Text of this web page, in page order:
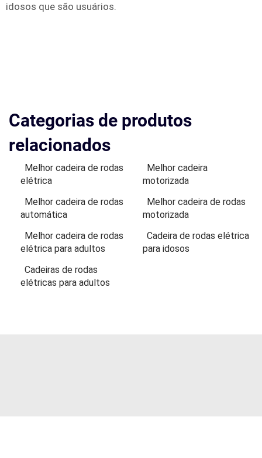
idosos que são usuários.
Categorias de produtos
relacionados
Melhor cadeira de rodas
elétrica
Melhor cadeira
motorizada
Melhor cadeira de rodas
automática
Melhor cadeira de rodas
motorizada
Melhor cadeira de rodas
elétrica para adultos
Cadeira de rodas elétrica
para idosos
Cadeiras de rodas
elétricas para adultos